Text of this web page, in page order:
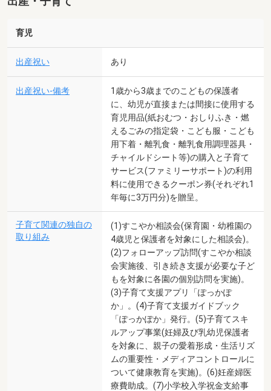
育児
出産祝い あり
出産祝い-備考
1歳から3歳までのこどもの保護者
に、幼児が直接または間接に使用する
育児用品(紙おむつ・おしりふき・燃
えるごみの指定袋・こども服・こども
用下着・離乳食・離乳食用調理器具・
チャイルドシート等)の購入と子育て
サービス(ファミリーサポート)の利用
料に使用できるクーポン券(それぞれ1
年毎に3万円分)を贈呈。
子育て関連の独自の
取り組み
(1)すこやか相談会(保育園・幼稚園の
4歳児と保護者を対象にした相談会)。
(2)フォローアップ訪問(すこやか相談
会実施後、引き続き支援が必要な子ど
もを対象に各園の個別訪問を実施)。
(3)子育て支援アプリ「ぽっかぽ
か」。(4)子育て支援ガイドブック
「ぽっかぽか」発行。(5)子育てスキ
ルアップ事業(妊婦及び乳幼児保護者
を対象に、親子の愛着形成・生活リズ
ムの重要性・メディアコントロールに
ついて健康教育を実施)。(6)妊産婦医
療費助成。(7)小学校入学祝金支給事